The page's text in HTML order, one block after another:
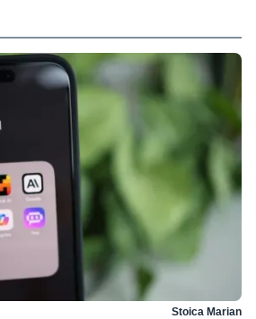
Stoica Marian